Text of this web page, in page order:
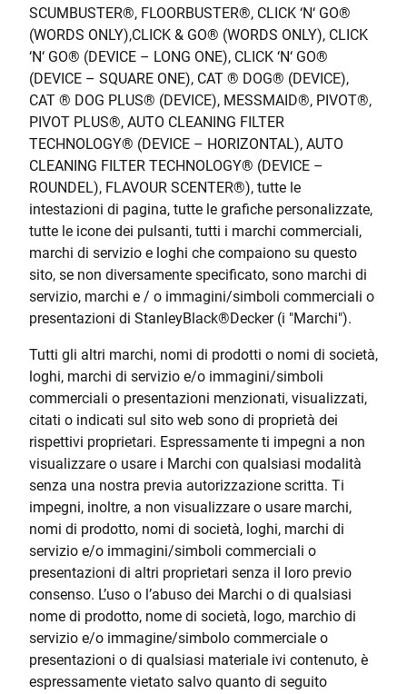
SCUMBUSTER®, FLOORBUSTER®, CLICK ‘N‘ GO®
(WORDS ONLY),CLICK & GO® (WORDS ONLY), CLICK
‘N‘ GO® (DEVICE – LONG ONE), CLICK ‘N‘ GO®
(DEVICE – SQUARE ONE), CAT ® DOG® (DEVICE),
CAT ® DOG PLUS® (DEVICE), MESSMAID®, PIVOT®,
PIVOT PLUS®, AUTO CLEANING FILTER
TECHNOLOGY® (DEVICE – HORIZONTAL), AUTO
CLEANING FILTER TECHNOLOGY® (DEVICE –
ROUNDEL), FLAVOUR SCENTER®), tutte le
intestazioni di pagina, tutte le grafiche personalizzate,
tutte le icone dei pulsanti, tutti i marchi commerciali,
marchi di servizio e loghi che compaiono su questo
sito, se non diversamente specificato, sono marchi di
servizio, marchi e / o immagini/simboli commerciali o
presentazioni di StanleyBlack®Decker (i "Marchi").
Tutti gli altri marchi, nomi di prodotti o nomi di società,
loghi, marchi di servizio e/o immagini/simboli
commerciali o presentazioni menzionati, visualizzati,
citati o indicati sul sito web sono di proprietà dei
rispettivi proprietari. Espressamente ti impegni a non
visualizzare o usare i Marchi con qualsiasi modalità
senza una nostra previa autorizzazione scritta. Ti
impegni, inoltre, a non visualizzare o usare marchi,
nomi di prodotto, nomi di società, loghi, marchi di
servizio e/o immagini/simboli commerciali o
presentazioni di altri proprietari senza il loro previo
consenso. L’uso o l’abuso dei Marchi o di qualsiasi
nome di prodotto, nome di società, logo, marchio di
servizio e/o immagine/simbolo commerciale o
presentazioni o di qualsiasi materiale ivi contenuto, è
espressamente vietato salvo quanto di seguito